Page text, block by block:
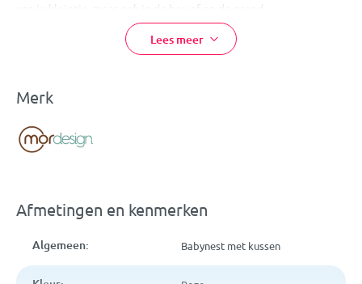
van je kleintje, maar ook in de box of op de grond.
De hoes van het babynestje is gemaakt van 100% katoen wat
hem lekker zacht maakt! Dankzij de schattige koordjes in de
makkelijk dicht binden. Daarnaast bevat het nestje een
ondersteuning. Mocht hij vies zijn geworden, dan kan je hem
wassen op 30ºC.
erin ligt.
Eigenschappen:
Lees meer
Merk
Afmetingen en kenmerken
Algemeen: Babynest met kussen